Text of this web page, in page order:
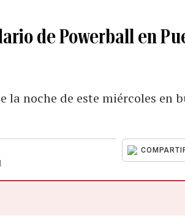
de Powerball en
la noche de este miércoles en